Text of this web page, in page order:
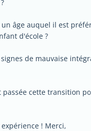
un âge auquel il est
d'école ?
de mauvaise
passée cette transition
! Merci,